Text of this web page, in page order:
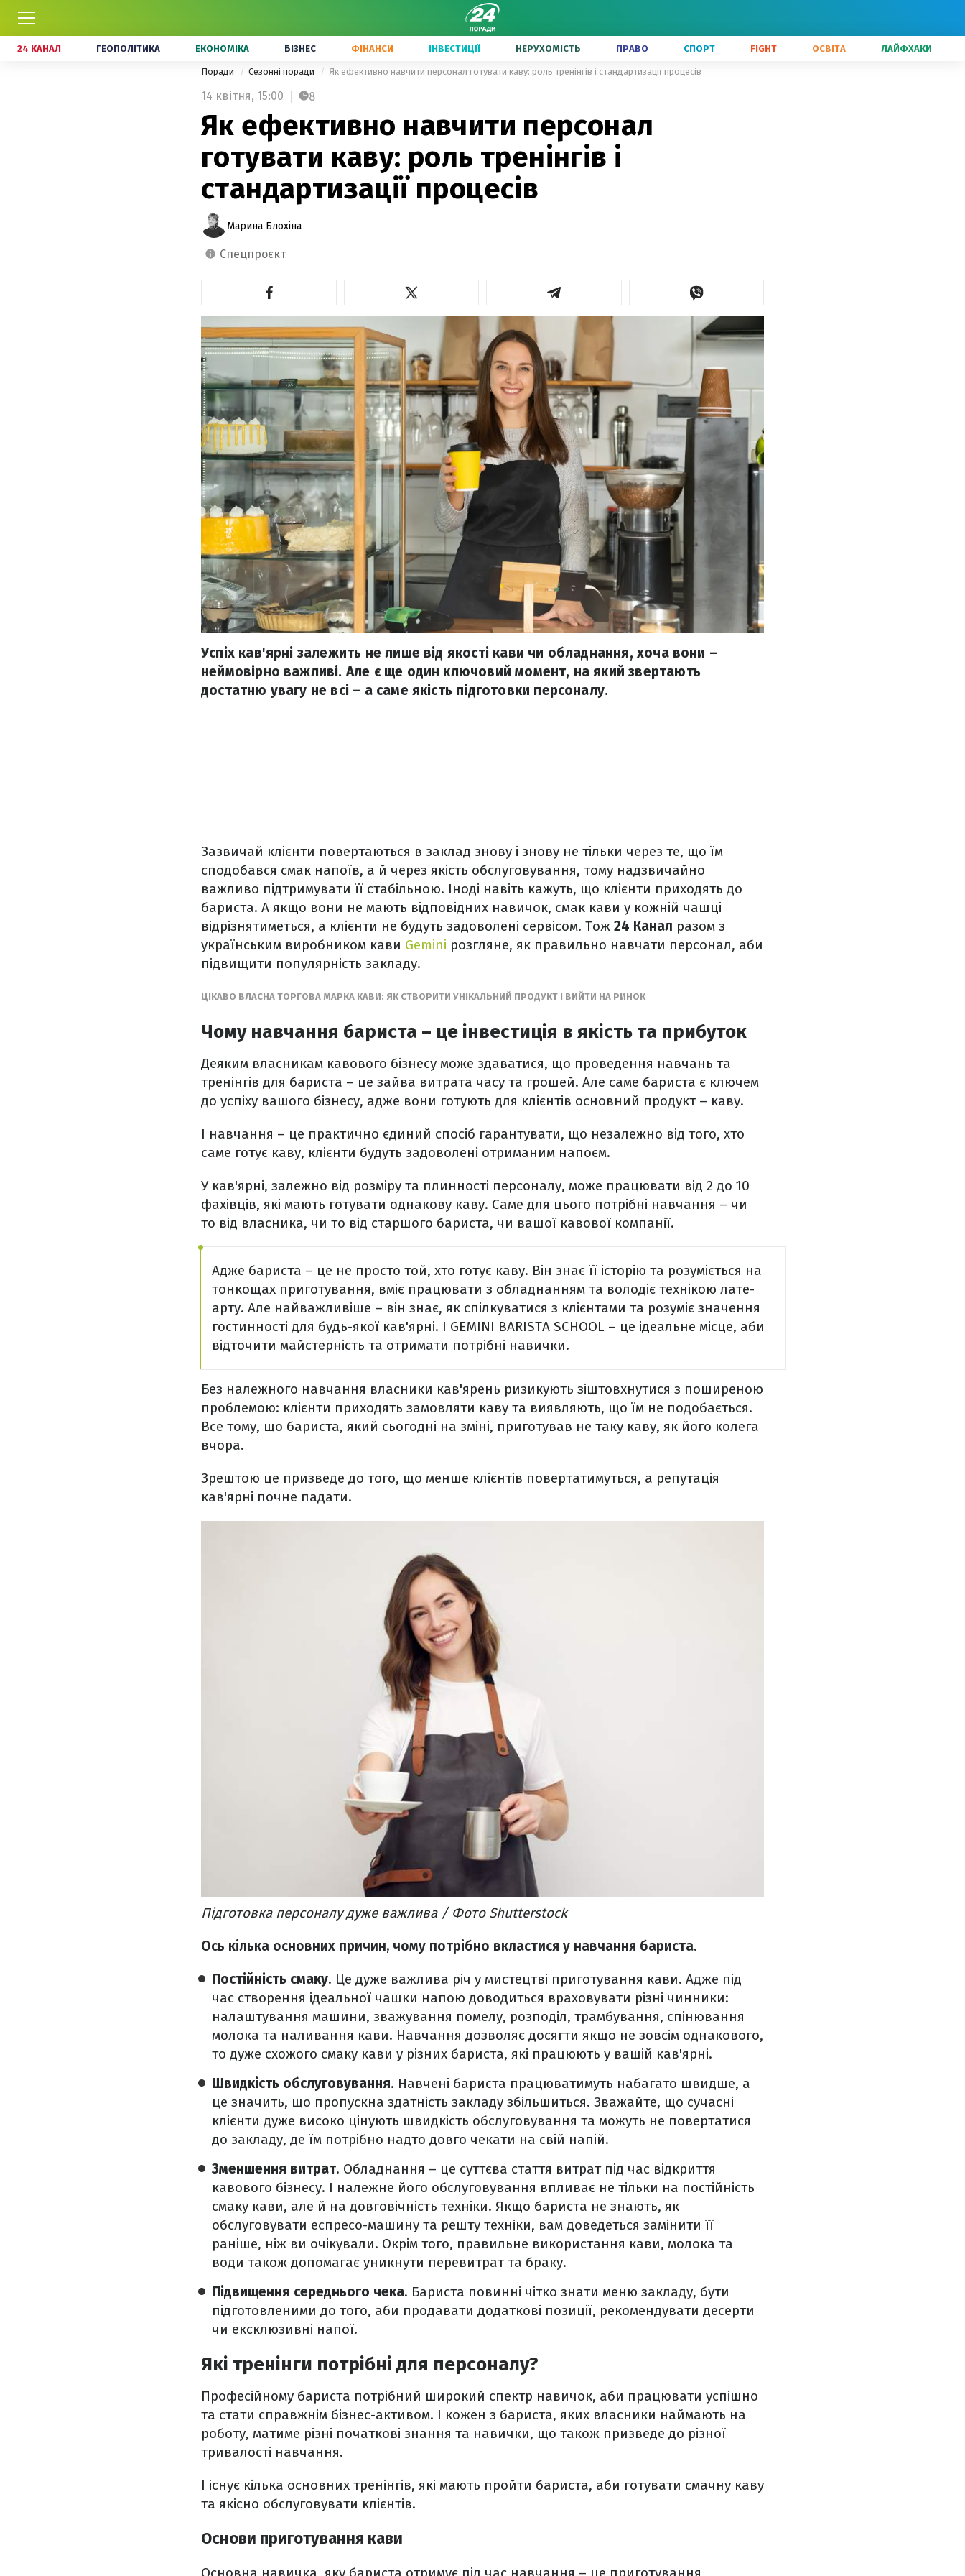
24 КАНАЛ ГЕОПОЛІТИКА ЕКОНОМІКА БІЗНЕС ФІНАНСИ ІНВЕСТИЦІЇ НЕРУХОМІСТЬ ПРАВО СПОРТ FIGHT ОСВІТА ЛАЙФХАКИ
Поради Сезонні поради Як ефективно навчити персонал готувати каву: роль тренінгів і стандартизації процесів
14 квітня, 15:00 8
Як ефективно навчити персонал
готувати каву: роль тренінгів і
стандартизації процесів
Марина Блохіна
спецпроєкт
Успіх кав'ярні залежить не лише від якості кави чи обладнання, хоча вони –
неймовірно важливі. Але є ще один ключовий момент, на який звертають
достатню увагу не всі – а саме якість підготовки персоналу.
Зазвичай клієнти повертаються в заклад знову і знову не тільки через те, що їм
сподобався смак напоїв, а й через якість обслуговування, тому надзвичайно
важливо підтримувати її стабільною. Іноді навіть кажуть, що клієнти приходять до
бариста. А якщо вони не мають відповідних навичок, смак кави у кожній чашці
відрізнятиметься, а клієнти не будуть задоволені сервісом. Тож 24 Канал разом з
українським виробником кави Gemini розгляне, як правильно навчати персонал, аби
підвищити популярність закладу.
ЦІКАВО ВЛАСНА ТОРГОВА МАРКА КАВИ: ЯК СТВОРИТИ УНІКАЛЬНИЙ ПРОДУКТ І ВИЙТИ НА РИНОК
Чому навчання бариста – це інвестиція в якість та прибуток
Деяким власникам кавового бізнесу може здаватися, що проведення навчань та
тренінгів для бариста – це зайва витрата часу та грошей. Але саме бариста є ключем
до успіху вашого бізнесу, адже вони готують для клієнтів основний продукт – каву.
І навчання – це практично єдиний спосіб гарантувати, що незалежно від того, хто
саме готує каву, клієнти будуть задоволені отриманим напоєм.
У кав'ярні, залежно від розміру та плинності персоналу, може працювати від 2 до 10
фахівців, які мають готувати однакову каву. Саме для цього потрібні навчання – чи
то від власника, чи то від старшого бариста, чи вашої кавової компанії.
Адже бариста – це не просто той, хто готує каву. Він знає її історію та розуміється на
тонкощах приготування, вміє працювати з обладнанням та володіє технікою лате-
арту. Але найважливіше – він знає, як спілкуватися з клієнтами та розуміє значення
гостинності для будь-якої кав'ярні. І GEMINI BARISTA SCHOOL – це ідеальне місце, аби
відточити майстерність та отримати потрібні навички.
Без належного навчання власники кав'ярень ризикують зіштовхнутися з поширеною
проблемою: клієнти приходять замовляти каву та виявляють, що їм не подобається.
Все тому, що бариста, який сьогодні на зміні, приготував не таку каву, як його колега
вчора.
Зрештою це призведе до того, що менше клієнтів повертатимуться, а репутація
кав'ярні почне падати.
Підготовка персоналу дуже важлива / Фото Shutterstock
Ось кілька основних причин, чому потрібно вкластися у навчання бариста.
Постійність смаку. Це дуже важлива річ у мистецтві приготування кави. Адже під
час створення ідеальної чашки напою доводиться враховувати різні чинники:
налаштування машини, зважування помелу, розподіл, трамбування, спінювання
молока та наливання кави. Навчання дозволяє досягти якщо не зовсім однакового,
то дуже схожого смаку кави у різних бариста, які працюють у вашій кав'ярні.
Швидкість обслуговування. Навчені бариста працюватимуть набагато швидше, а
це значить, що пропускна здатність закладу збільшиться. Зважайте, що сучасні
клієнти дуже високо цінують швидкість обслуговування та можуть не повертатися
до закладу, де їм потрібно надто довго чекати на свій напій.
Зменшення витрат. Обладнання – це суттєва стаття витрат під час відкриття
кавового бізнесу. І належне його обслуговування впливає не тільки на постійність
смаку кави, але й на довговічність техніки. Якщо бариста не знають, як
обслуговувати еспресо-машину та решту техніки, вам доведеться замінити її
раніше, ніж ви очікували. Окрім того, правильне використання кави, молока та
води також допомагає уникнути перевитрат та браку.
Підвищення середнього чека. Бариста повинні чітко знати меню закладу, бути
підготовленими до того, аби продавати додаткові позиції, рекомендувати десерти
чи ексклюзивні напої.
Які тренінги потрібні для персоналу?
Професійному бариста потрібний широкий спектр навичок, аби працювати успішно
та стати справжнім бізнес-активом. І кожен з бариста, яких власники наймають на
роботу, матиме різні початкові знання та навички, що також призведе до різної
тривалості навчання.
І існує кілька основних тренінгів, які мають пройти бариста, аби готувати смачну каву
та якісно обслуговувати клієнтів.
Основи приготування кави